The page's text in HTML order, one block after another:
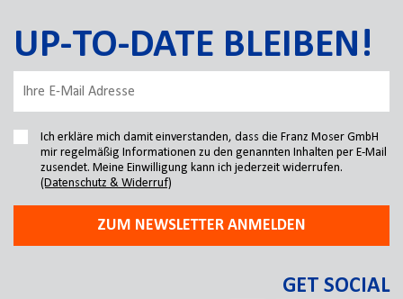
UP-TO-DATE BLEIBEN!
Ich erkläre mich damit einverstanden, dass die Franz Moser GmbH
mir regelmäßig Informationen zu den genannten Inhalten per E-Mail
zusendet. Meine Einwilligung kann ich jederzeit widerrufen.
(Datenschutz & Widerruf)
ZUM NEWSLETTER ANMELDEN
GET SOCIAL